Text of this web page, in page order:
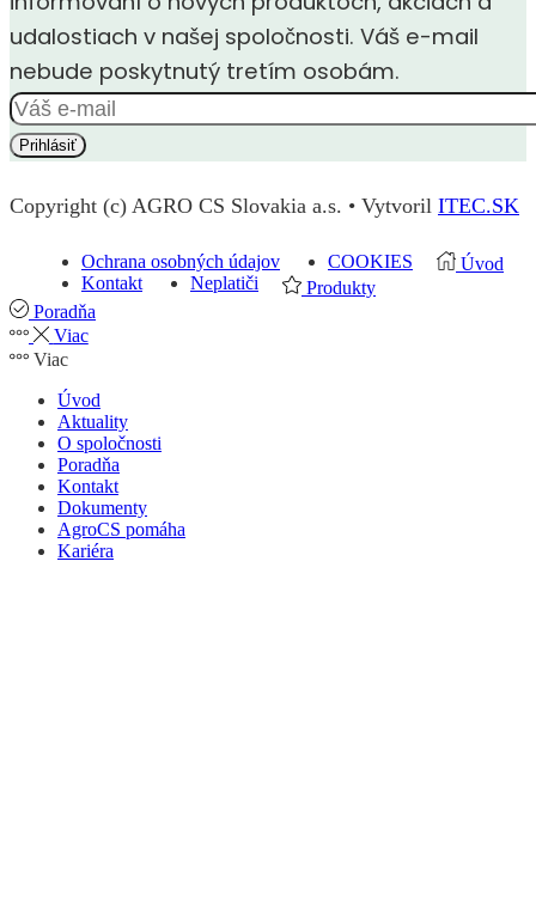
udalostiach v našej spoločnosti. Váš e-mail
nebude poskytnutý tretím osobám.
Copyright (c) AGRO CS Slovakia a.s. • Vytvoril ITEC.SK
Ochrana osobných údajov
COOKIES
Kontakt
Neplatiči
Úvod
Produkty
Poradňa
Viac
Viac
Úvod
Aktuality
O spoločnosti
Poradňa
Kontakt
Dokumenty
AgroCS pomáha
Kariéra